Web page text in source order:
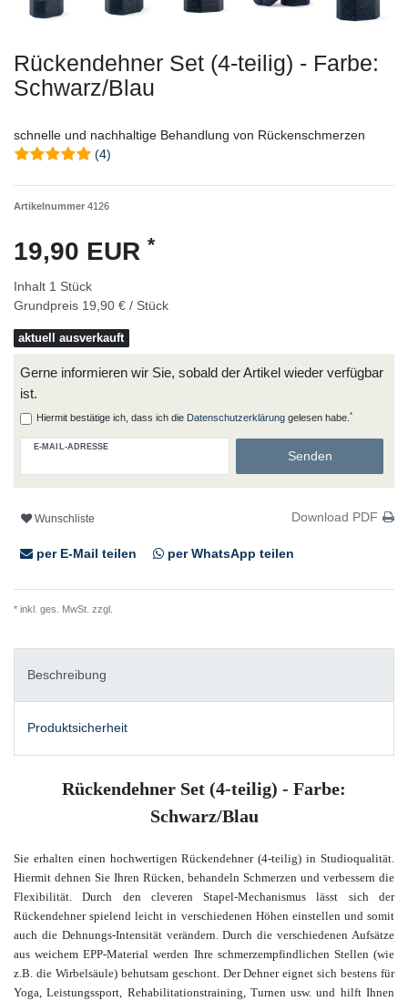
Rückendehner Set (4-teilig) - Farbe:
Schwarz/Blau
schnelle und nachhaltige Behandlung von Rückenschmerzen
(4)
Artikelnummer 4126
19,90 EUR *
Inhalt 1 Stück
Grundpreis 19,90 € / Stück
aktuell ausverkauft
Gerne informieren wir Sie, sobald der Artikel wieder verfügbar
ist.
E-MAIL-ADRESSE
Hiermit bestätige ich, dass ich die Daten­schutz­erklärunggelesen habe.*
Senden
Wunschliste Download PDF
per E-Mail teilen per WhatsApp teilen
* inkl. ges. MwSt. zzgl.
Beschreibung
Produktsicherheit
Rückendehner Set (4-teilig) - Farbe:
Schwarz/Blau
Sie erhalten einen hochwertigen Rückendehner (4-teilig) in Studioqualität.
Hiermit dehnen Sie Ihren Rücken, behandeln Schmerzen und verbessern die
Flexibilität. Durch den cleveren Stapel-Mechanismus lässt sich der
Rückendehner spielend leicht in verschiedenen Höhen einstellen und somit
auch die Dehnungs-Intensität verändern. Durch die verschiedenen Aufsätze
aus weichem EPP-Material werden Ihre schmerzempfindlichen Stellen (wie
z.B. die Wirbelsäule) behutsam geschont. Der Dehner eignet sich bestens für
Yoga, Leistungssport, Rehabilitationstraining, Turnen usw. und hilft Ihnen